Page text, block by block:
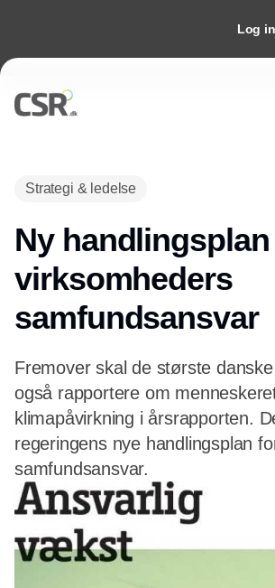
Log
Strategi & ledelse
Ny
virksomheders
samfundsansvar
Fremover skal de største
også rapportere om
klimapåvirkning i årsrapporten.
regeringens nye handlingsplan
samfundsansvar.